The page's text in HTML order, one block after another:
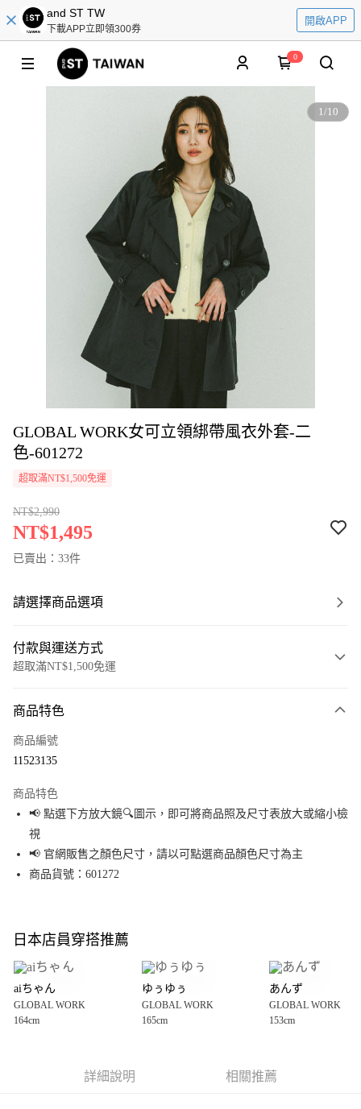
and ST TW
下載APP立即領300券
開啟APP
0
1/10
GLOBAL WORK女可立領綁帶風衣外套-二
色-601272
超取滿NT$1,500免運
NT$2,990
NT$1,495
已賣出：33件
請選擇商品選項
付款與運送方式
超取滿NT$1,500免運
信用卡一次付款
Apple Pay
街口支付
悠遊付
全盈+PAY
大哥付你分期
【大哥付你分期使用說明】
1.本服務由台灣大哥大提供，台灣大哥大用戶可立即使用無須另外申請。
2.付款方式選擇「大哥付你分期」，訂單成立後會自動跳轉到大哥付的交易
3.實際核准額度、可分期數及費用金額請依後續交易確認頁面所載為準。
4.訂單成立30分鐘內，如未前往確認交易或遇審核未通過，訂單將自動取
AFTEE先享後付
商品特色
商品編號
11523135
商品特色
📢 點選下方放大鏡🔍圖示，即可將商品照及尺寸表放大或縮小檢
視
📢 官網販售之顏色尺寸，請以可點選商品顏色尺寸為主
商品貨號：601272
日本店員穿搭推薦
aiちゃん
GLOBAL WORK
164cm
ゆぅゆぅ
GLOBAL WORK
165cm
あんず
GLOBAL WORK
153cm
詳細說明 相關推薦